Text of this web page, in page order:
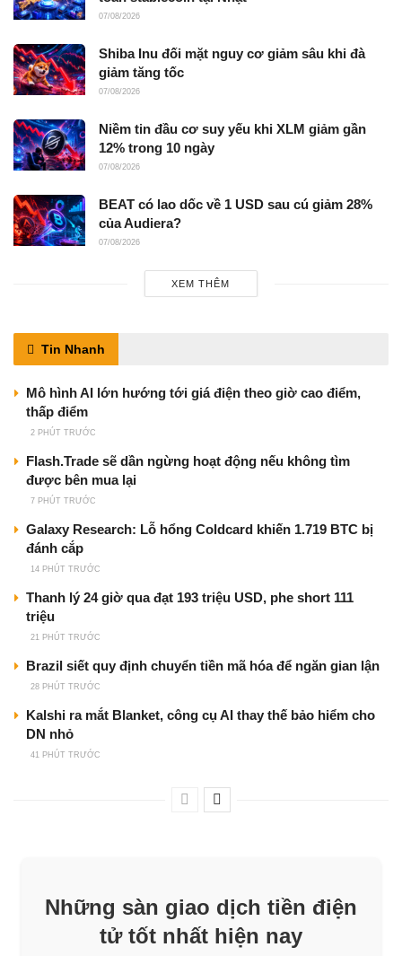
07/08/2026
Shiba Inu đối mặt nguy cơ giảm sâu khi đà
giảm tăng tốc
07/08/2026
Niềm tin đầu cơ suy yếu khi XLM giảm gần
12% trong 10 ngày
07/08/2026
BEAT có lao dốc về 1 USD sau cú giảm 28%
của Audiera?
07/08/2026
XEM THÊM
Tin Nhanh
Mô hình AI lớn hướng tới giá điện theo giờ cao điểm,
thấp điểm
2 PHÚT TRƯỚC
Flash.Trade sẽ dần ngừng hoạt động nếu không tìm
được bên mua lại
7 PHÚT TRƯỚC
Galaxy Research: Lỗ hổng Coldcard khiến 1.719 BTC bị
đánh cắp
14 PHÚT TRƯỚC
Thanh lý 24 giờ qua đạt 193 triệu USD, phe short 111
triệu
21 PHÚT TRƯỚC
Brazil siết quy định chuyển tiền mã hóa để ngăn gian lận
28 PHÚT TRƯỚC
Kalshi ra mắt Blanket, công cụ AI thay thế bảo hiểm cho
DN nhỏ
41 PHÚT TRƯỚC
Những sàn giao dịch tiền điện
tử tốt nhất hiện nay